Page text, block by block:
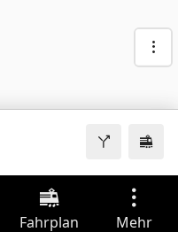
Fahrplan Mehr